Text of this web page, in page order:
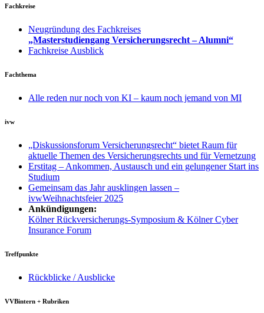
Fachkreise
Neugründung des Fachkreises
„Masterstudiengang Versicherungsrecht – Alumni“
Fachkreise Ausblick
Fachthema
Alle reden nur noch von KI – kaum noch jemand von MI
ivw
„Diskussionsforum Versicherungsrecht“ bietet Raum für
aktuelle Themen des Versicherungsrechts und für Vernetzung
Erstitag – Ankommen, Austausch und ein gelungener Start ins
Studium
Gemeinsam das Jahr ausklingen lassen –
ivwWeihnachtsfeier 2025
Ankündigungen:
Kölner Rückversicherungs-Symposium & Kölner Cyber
Insurance Forum
Treffpunkte
Rückblicke / Ausblicke
VVBintern + Rubriken